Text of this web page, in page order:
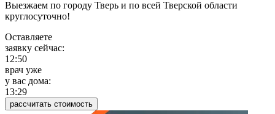
Выезжаем по городу Тверь и по всей Тверской области
круглосуточно!
Оставляете
заявку сейчас:
12:50
врач уже
у вас дома:
13:29
рассчитать стоимость